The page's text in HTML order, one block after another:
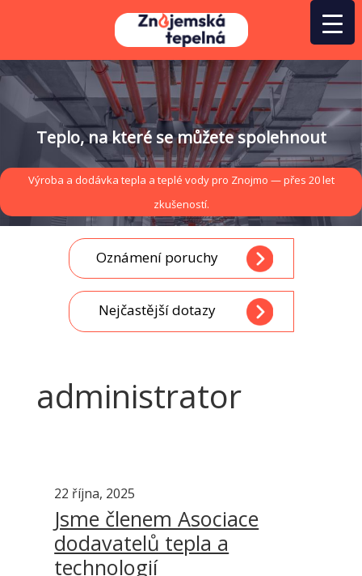
obsah
Teplo, na které se můžete spolehnout
Výroba a dodávka tepla a teplé vody pro Znojmo — přes 20 let
zkušeností.
Oznámení poruchy
Nejčastější dotazy
administrator
22 října, 2025
Jsme členem Asociace
dodavatelů tepla a
technologií